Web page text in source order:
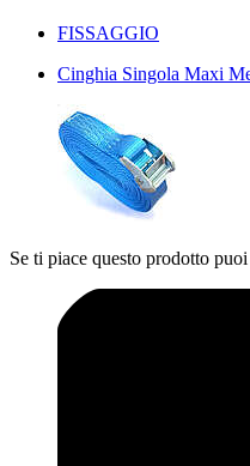
FISSAGGIO
Cinghia Singola Maxi
Se ti piace questo prodotto